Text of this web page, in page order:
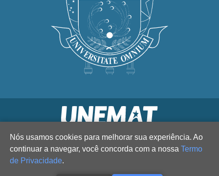
Nós usamos cookies para melhorar sua experiência. Ao
continuar a navegar, você concorda com a nossa Termo
de Privacidade.